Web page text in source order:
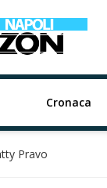
Cronaca
Pravo